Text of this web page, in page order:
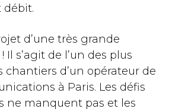
débit.
d’une très grande
Il s’agit de l’un des plus
chantiers d’un opérateur de
à Paris. Les défis
ne manquent pas et les